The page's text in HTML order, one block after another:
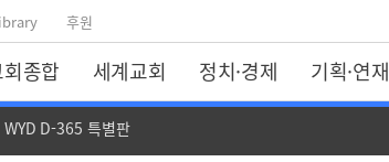
후원
종합 세계교회 정치·경제 기획·연재
D-365 특별판